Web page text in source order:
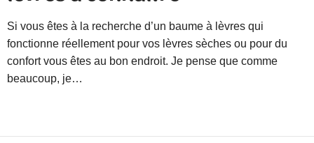
Si vous êtes à la recherche d’un baume à lèvres qui
fonctionne réellement pour vos lèvres sèches ou pour du
confort vous êtes au bon endroit. Je pense que comme
beaucoup, je…